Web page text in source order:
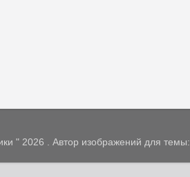
" 2026 . Автор изображений для темы: